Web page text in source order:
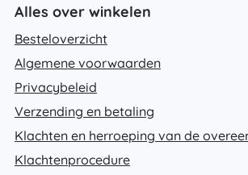
Alles over winkelen
Besteloverzicht
Algemene voorwaarden
Privacybeleid
Verzending en betaling
Klachten en herroeping van de
Klachtenprocedure